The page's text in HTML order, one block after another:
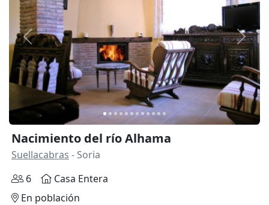
Anterior
Nacimiento del río Alhama
Suellacabras - Soria
6
Casa Entera
En población